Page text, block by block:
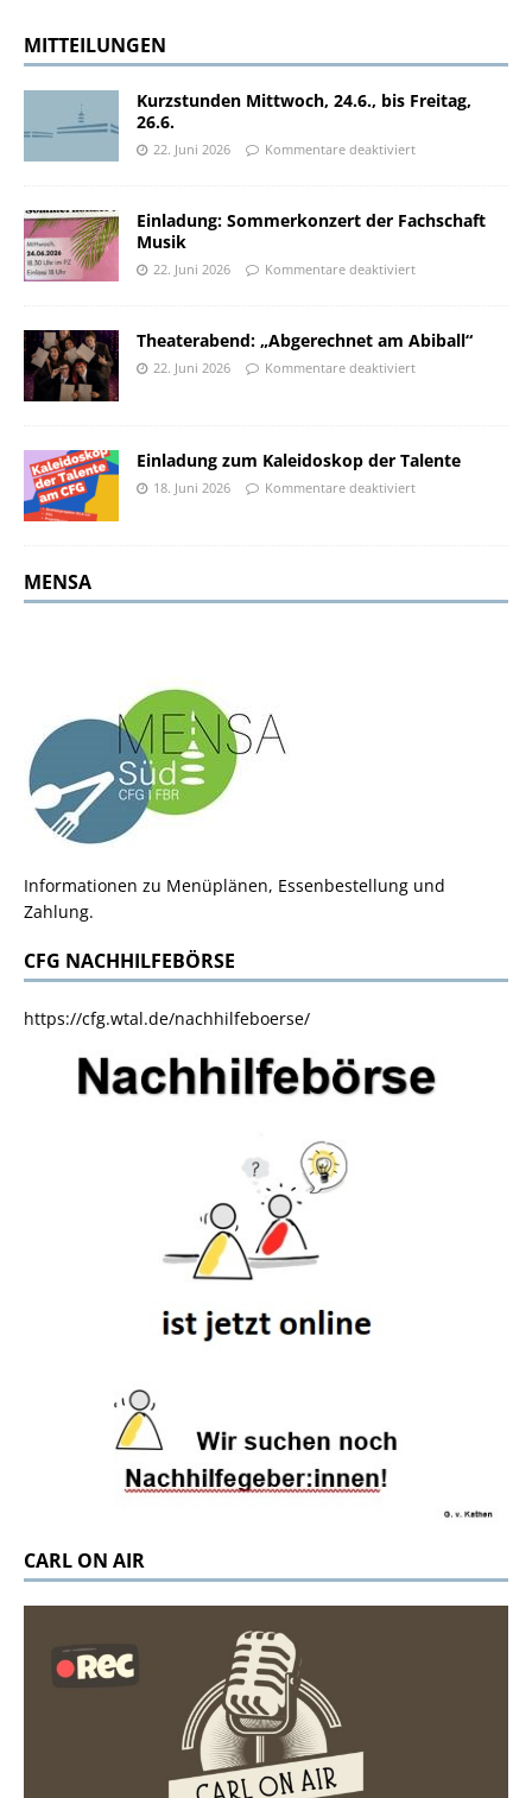
MITTEILUNGEN
Kurzstunden Mittwoch, 24.6., bis Freitag,
26.6.
22. Juni 2026 Kommentare deaktiviert
Einladung: Sommerkonzert der Fachschaft
Musik
22. Juni 2026 Kommentare deaktiviert
Theaterabend: „Abgerechnet am Abiball“
22. Juni 2026 Kommentare deaktiviert
Einladung zum Kaleidoskop der Talente
18. Juni 2026 Kommentare deaktiviert
MENSA
Informationen zu Menüplänen, Essenbestellung und
Zahlung.
CFG NACHHILFEBÖRSE
https://cfg.wtal.de/nachhilfeboerse/
CARL ON AIR